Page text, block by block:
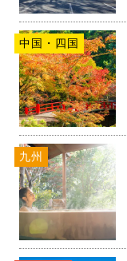
中国・四国
九州